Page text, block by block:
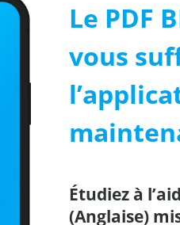
Le PDF
vous
Étudiez à
(Anglaise)